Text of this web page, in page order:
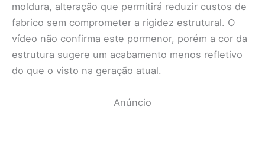
moldura, alteração que permitirá reduzir custos de
fabrico sem comprometer a rigidez estrutural. O
vídeo não confirma este pormenor, porém a cor da
estrutura sugere um acabamento menos refletivo
do que o visto na geração atual.
Anúncio